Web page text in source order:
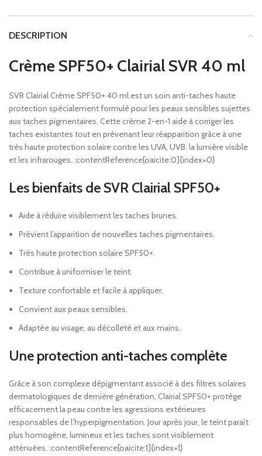
DESCRIPTION
Crème SPF50+ Clairial SVR 40 ml
SVR Clairial Crème SPF50+ 40 ml est un soin anti-taches haute
protection spécialement formulé pour les peaux sensibles sujettes
aux taches pigmentaires. Cette crème 2-en-1 aide à corriger les
taches existantes tout en prévenant leur réapparition grâce à une
très haute protection solaire contre les UVA, UVB, la lumière visible
et les infrarouges. :contentReference[oaicite:0]{index=0}
Les bienfaits de SVR Clairial SPF50+
Aide à réduire visiblement les taches brunes.
Prévient l’apparition de nouvelles taches pigmentaires.
Très haute protection solaire SPF50+.
Contribue à uniformiser le teint.
Texture confortable et facile à appliquer.
Convient aux peaux sensibles.
Adaptée au visage, au décolleté et aux mains.
Une protection anti-taches complète
Grâce à son complexe dépigmentant associé à des filtres solaires
dermatologiques de dernière génération, Clairial SPF50+ protège
efficacement la peau contre les agressions extérieures
responsables de l’hyperpigmentation. Jour après jour, le teint paraît
plus homogène, lumineux et les taches sont visiblement
atténuées. :contentReference[oaicite:1]{index=1}